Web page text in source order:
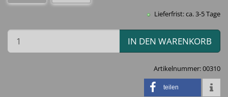
Lieferfrist: ca. 3-5 Tage
IN DEN WARENKORB
Artikelnummer:00310
teilen